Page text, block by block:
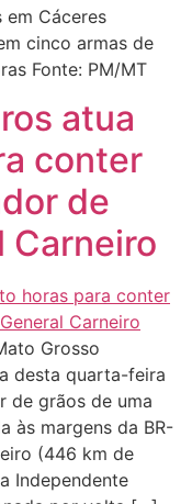
em Cáceres
cinco armas de
Fonte: PM/MT
atua
conter
de
Carneiro
Grosso
desta quarta-feira
de grãos de uma
às margens da BR-
(446 km de
Independente